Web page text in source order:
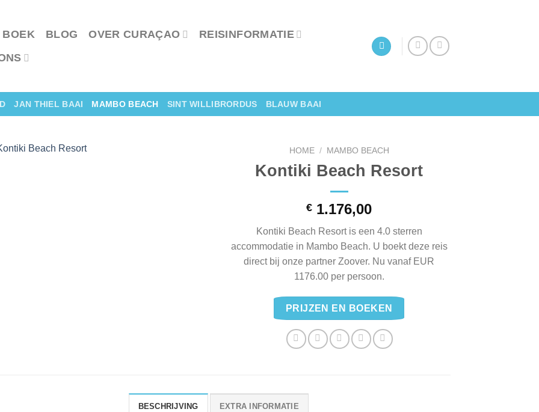
BOEK BLOG OVER CURAÇAO
REISINFORMATIE
JAN THIEL BAAI MAMBO BEACH SINT WILLIBRORDUS BLAUW BAAI
HOME / MAMBO BEACH
Kontiki Beach Resort
€ 1.176,00
Kontiki Beach Resort is een 4.0 sterren
accommodatie in Mambo Beach. U boekt deze reis
direct bij onze partner Zoover. Nu vanaf EUR
1176.00 per persoon.
PRIJZEN EN BOEKEN
BESCHRIJVING EXTRA INFORMATIE